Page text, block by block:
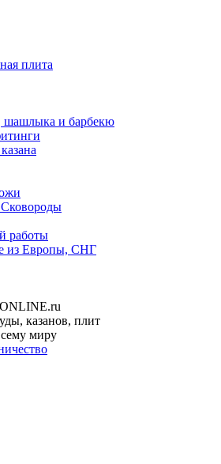
плита
шашлыка и барбекю
работы
из Европы, СНГ
казанов, плит
миру